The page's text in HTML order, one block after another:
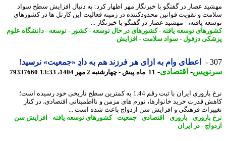
عصار در گفتگو با خبرنگار مهر اظهار کرد: به دنبال افزایش سطح سواد
و تقویت قوانین محدودکننده در زمینه فعالیت این کارتل ها در کشورهای
یافته، - مهشید عصار در گفتگو با خبرنگار ...
توسعه یافته -کشورهای در حال توسعه-کشور-توسعه-دانشگاه علوم
دزفول -سواد سلامت-افزایش
اعطای وام به ازای هر فرزند هم به دادِ «جمعیت» نرسید!
-اقتصادی-11 ماه پیش - چهارشنبه 2 مهر 1404، 13:33 79337660
نرخ باروری ایران با ثبت رقم 1.44 به کمترین سطح تاریخی خود رسیده است؛
قدرت خرید خانوارها، تورم های مزمن و نااطمینانی اقتصادی، در کنار
فرهنگی و افزایش سن ازدواج باعث شده است ...
باروری - باروری - اقتصادی-جمعیت-کشورهای توسعه یافته -افزایش سن
-در ایران